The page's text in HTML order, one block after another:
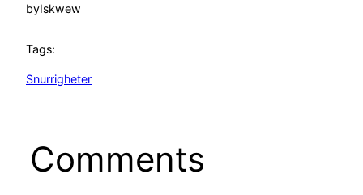
byIskwew
Tags:
Snurrigheter
Comments